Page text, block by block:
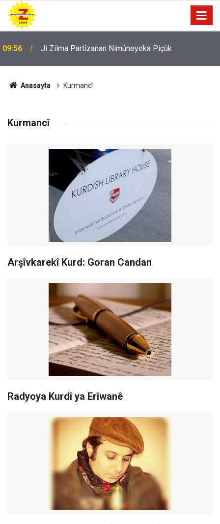
09:56 Ji Zilma Partîzanan Nimûneyeka Piçûk
Anasayfa Kurmancî
Kurmancî
Arşîvkarekî Kurd: Goran Candan
Radyoya Kurdî ya Erîwanê